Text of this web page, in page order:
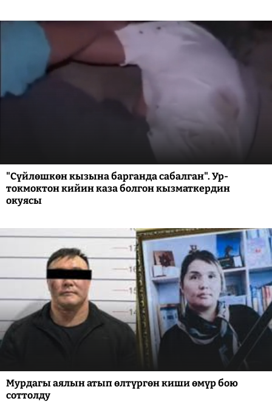
"Сүйлөшкөн кызына барганда сабалган". Ур-
токмоктон кийин каза болгон кызматкердин
окуясы
Мурдагы аялын атып өлтүргөн киши өмүр бою
соттолду